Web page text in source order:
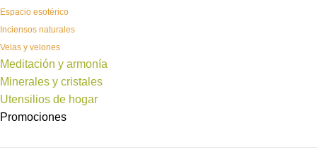
Espacio esotérico
Inciensos naturales
Velas y velones
Meditación y armonía
Minerales y cristales
Utensilios de hogar
Promociones